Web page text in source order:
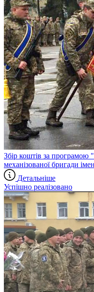
Збір коштів за програмою
механізованої бригади
Детальніше
Успішно реалізовано